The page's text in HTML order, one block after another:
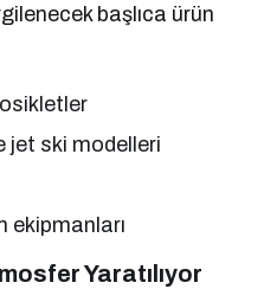
başlıca ürün
jet ski modelleri
ekipmanları
Yaratılıyor